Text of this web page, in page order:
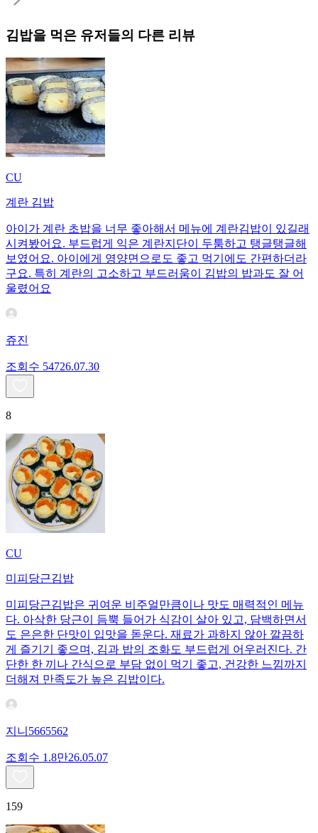
김밥을 먹은 유저들의 다른 리뷰
CU
계란 김밥
아이가 계란 초밥을 너무 좋아해서 메뉴에 계란김밥이 있길래
시켜봤어요. 부드럽게 익은 계란지단이 두툼하고 탱글탱글해
보였어요. 아이에게 영양면으로도 좋고 먹기에도 간편하더라
구요. 특히 계란의 고소하고 부드러움이 김밥의 밥과도 잘 어
울렸어요
쥬진
조회수 54726.07.30
8
CU
미피당근김밥
미피당근김밥은 귀여운 비주얼만큼이나 맛도 매력적인 메뉴
다. 아삭한 당근이 듬뿍 들어가 식감이 살아 있고, 담백하면서
도 은은한 단맛이 입맛을 돋운다. 재료가 과하지 않아 깔끔하
게 즐기기 좋으며, 김과 밥의 조화도 부드럽게 어우러진다. 간
단한 한 끼나 간식으로 부담 없이 먹기 좋고, 건강한 느낌까지
더해져 만족도가 높은 김밥이다.
지니5665562
조회수 1.8만26.05.07
159